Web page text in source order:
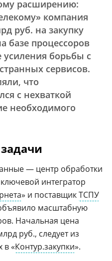
расширению:
компания
руб. на закупку
базе процессоров
усиления борьбы с
сервисов.
что
с нехваткой
необходимого
— центр обработки
интегратор
» и поставщикТСПУ
масштабную
Начальная цена
руб., следует из
в «Контур.закупки».